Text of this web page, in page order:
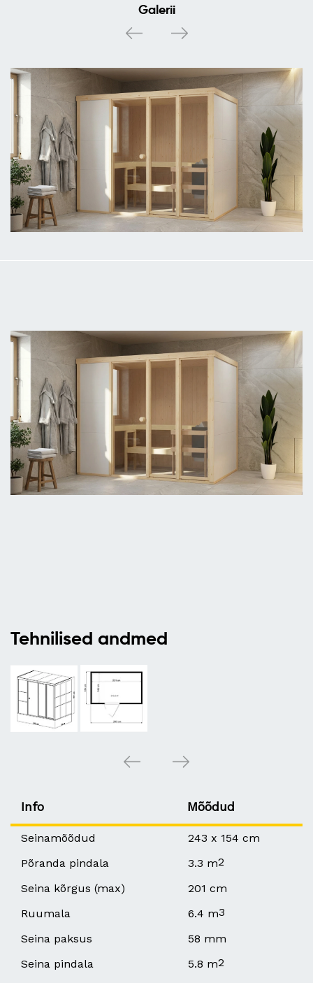
Galerii
Tehnilised andmed
Info Mõõdud
Seinamõõdud
243 x 154 cm
Põranda pindala
3.3 m2
Seina kõrgus (max)
201 cm
Ruumala
6.4 m3
Seina paksus
58 mm
Seina pindala
5.8 m2